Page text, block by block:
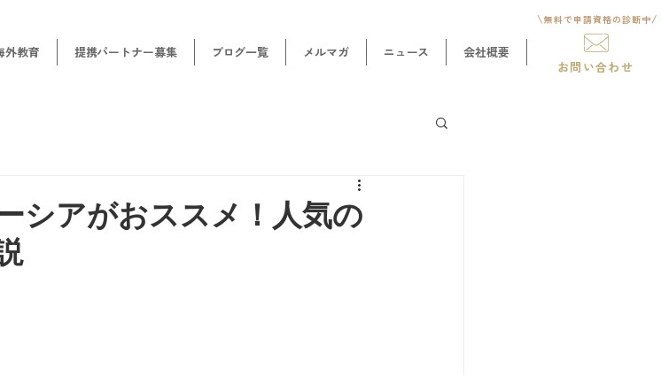
お問い合わせ
外教育 提携パートナー募集 ブログ一覧 メルマガ ニュース 会社概要
\ 無料で申請資格の診断中/
シアがおススメ！人気の